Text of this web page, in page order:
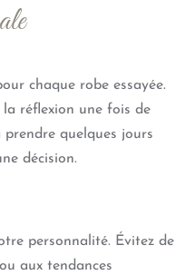
chaque robe essayée.
réflexion une fois de
prendre quelques jours
décision.
personnalité. Évitez de
aux tendances